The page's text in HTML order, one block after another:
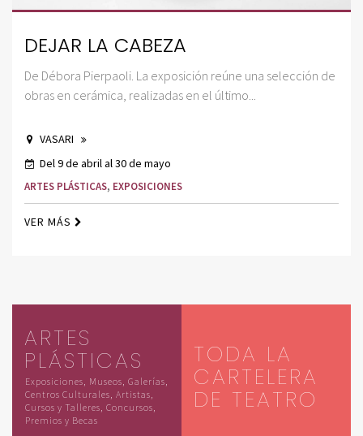
DEJAR LA CABEZA
De Débora Pierpaoli. La exposición reúne una selección de
obras en cerámica, realizadas en el último...
VASARI
Del 9 de abril al 30 de mayo
ARTES PLÁSTICAS, EXPOSICIONES
VER MÁS
ARTES
PLÁSTICAS
Exposiciones, Museos, Galerías,
Centros Culturales, Artistas,
Cursos y Talleres, Concursos,
Premios y Becas
TODA LA
CARTELERA
DE TEATRO